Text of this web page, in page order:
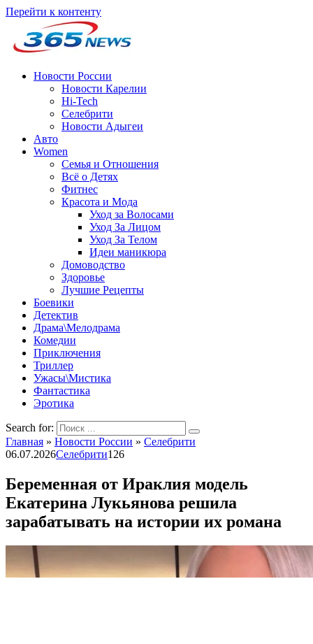
Перейти к контенту
Новости России
Новости Карелии
Hi-Tech
Селебрити
Новости Адыгеи
Авто
Women
Семья и Отношения
Всё о Детях
Фитнес
Красота и Мода
Уход за Волосами
Уход За Лицом
Уход За Телом
Идеи маникюра
Домоводство
Здоровье
Лучшие Рецепты
Боевики
Детектив
Драма\Мелодрама
Комедии
Приключения
Триллер
Ужасы\Мистика
Фантастика
Эротика
Search for:
Главная » Новости России » Селебрити
06.07.2026Селебрити126
Беременная от Ираклия модель
Екатерина Лукьянова решила
зарабатывать на истории их романа